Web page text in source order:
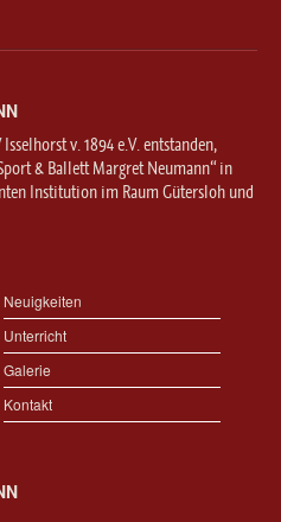
v. 1894 e.V. entstanden,
& Ballett Margret Neumann“ in
Institution im Raum Gütersloh und
Neuigkeiten
Unterricht
Galerie
Kontakt